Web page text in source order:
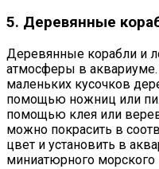
5. Деревянные
Деревянные корабли и
атмосферы в
маленьких кусочков
помощью ножниц или
помощью клея или
можно покрасить в
цвет и установить в
миниатюрного морского